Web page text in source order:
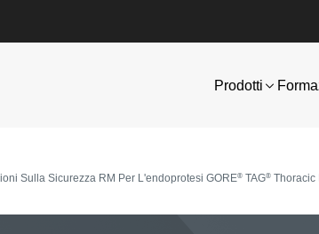
Prodotti
Sulla Sicurezza RM Per L'endoprotesi GORE® TAG® Thoracic